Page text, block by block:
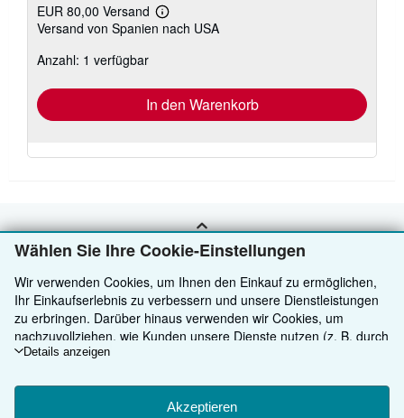
Wählen Sie Ihre Cookie-Einstellungen
Wir verwenden Cookies, um Ihnen den Einkauf zu ermöglichen,
Ihr Einkaufserlebnis zu verbessern und unsere Dienstleistungen
zu erbringen. Darüber hinaus verwenden wir Cookies, um
nachzuvollziehen, wie Kunden unsere Dienste nutzen (z. B. durch
die Erfassung von Website-Besuchen), sodass wir Optimierungen
Cookies von Drittanbietern ein, um in Anzeigen relevante Inhalte
darzustellen und die Effizienz von Anzeigen zu ermitteln. Wählen
Details anzeigen
Akzeptieren
EUR 80,00 Versand
Weitere
Informationen
Versand von Spanien nach USA
Anzahl: 1 verfügbar
In den Warenkorb
ZURÜCK NACH OBEN
Kaufen
Detailsuche
Sammlungen
Nutzerkonto
Anbieten
Verkäufer werden
Partnerprogramm
Über uns
Über uns / Impressum
Hilfe